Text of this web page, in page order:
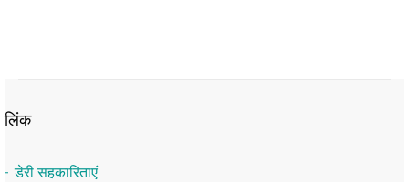
लिंक
डेरी सहकारिताएं